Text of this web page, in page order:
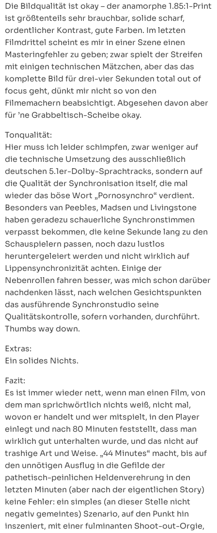
Die Bildqualität ist okay – der anamorphe 1.85:1-Print
ist größtenteils sehr brauchbar, solide scharf,
ordentlicher Kontrast, gute Farben. Im letzten
Filmdrittel scheint es mir in einer Szene einen
Masteringfehler zu geben; zwar spielt der Streifen
mit einigen technischen Mätzchen, aber das das
komplette Bild für drei-vier Sekunden total out of
focus geht, dünkt mir nicht so von den
Filmemachern beabsichtigt. Abgesehen davon aber
für ’ne Grabbeltisch-Scheibe okay.
Tonqualität:
Hier muss ich leider schimpfen, zwar weniger auf
die technische Umsetzung des ausschließlich
deutschen 5.1er-Dolby-Sprachtracks, sondern auf
die Qualität der Synchronisation itself, die mal
wieder das böse Wort „Pornosynchro“ verdient.
Besonders van Peebles, Madsen und Livingstone
haben geradezu schauerliche Synchronstimmen
verpasst bekommen, die keine Sekunde lang zu den
Schauspielern passen, noch dazu lustlos
heruntergeleiert werden und nicht wirklich auf
Lippensynchronizität achten. Einige der
Nebenrollen fahren besser, was mich schon darüber
nachdenken lässt, nach welchen Gesichtspunkten
das ausführende Synchronstudio seine
Qualitätskontrolle, sofern vorhanden, durchführt.
Thumbs way down.
Extras:
Ein solides Nichts.
Fazit:
Es ist immer wieder nett, wenn man einen Film, von
dem man sprichwörtlich nichts weiß, nicht mal,
wovon er handelt und wer mitspielt, in den Player
einlegt und nach 80 Minuten feststellt, dass man
wirklich gut unterhalten wurde, und das nicht auf
trashige Art und Weise. „44 Minutes“ macht, bis auf
den unnötigen Ausflug in die Gefilde der
pathetisch-peinlichen Heldenverehrung in den
letzten Minuten (aber nach der eigentlichen Story)
keine Fehler: ein simples (an dieser Stelle nicht
negativ gemeintes) Szenario, auf den Punkt hin
inszeniert, mit einer fulminanten Shoot-out-Orgie,